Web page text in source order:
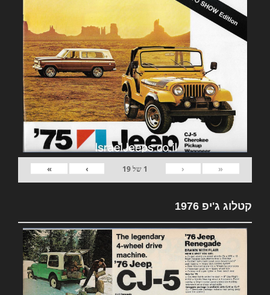
«
‹
1 של19
›
»
קטלוג ג'יפ 1976